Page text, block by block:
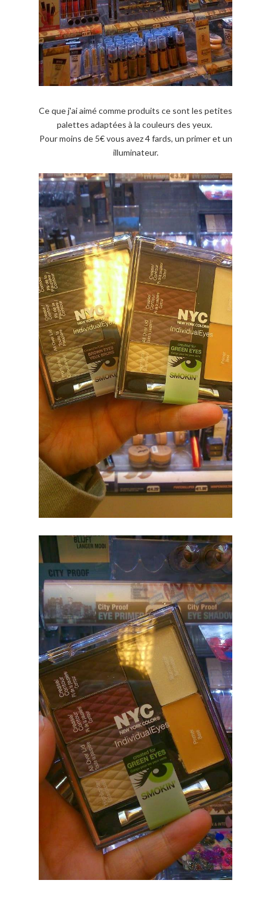
Ce que j'ai aimé comme produits ce sont les petites
palettes adaptées à la couleurs des yeux.
Pour moins de 5€ vous avez 4 fards, un primer et un
illuminateur.